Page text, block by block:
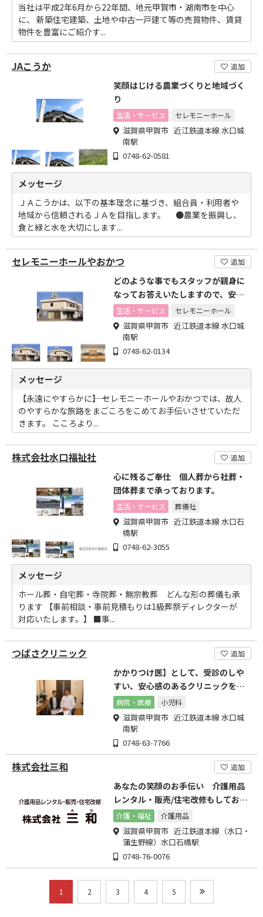
当社は平成2年6月から22年間、地元甲賀市・湖南市を中心
に、 新築住宅建築、土地や中古一戸建て等の売買物件、賃貸
物件を豊富にご紹介す...
JAこうか 追加
笑顔はじける農業づくりと地域づく
り
生活・サービス セレモニーホール
滋賀県甲賀市 近江鉄道本線 水口城
南駅
0748-62-0581
メッセージ
ＪＡこうかは、以下の基本理念に基づき、組合員・利用者や
地域から信頼されるＪＡを目指します。 ●農業を振興し、
食と緑と水を大切にします...
セレモニーホールやおかつ 追加
どのような事でもスタッフが親身に
なってお答えいたしますので、安心
してご相談ください。
生活・サービス セレモニーホール
滋賀県甲賀市 近江鉄道本線 水口城
南駅
0748-62-0134
メッセージ
【永遠にやすらかに――】 セレモニーホールやおかつでは、故人
のやすらかな旅路をまごころをこめてお手伝いさせていただ
きます。 こころより...
株式会社水口福祉社 追加
心に残るご奉仕 個人葬から社葬・
団体葬まで承っております。
生活・サービス 葬儀社
滋賀県甲賀市 近江鉄道本線 水口石
橋駅
0748-62-3055
メッセージ
ホール葬・自宅葬・寺院葬・無宗教葬 どんな形の葬儀も承
ります 【事前相談・事前見積もりは1級葬祭ディレクターが
対応いたします。】 ■事...
つばさクリニック 追加
かかりつけ医】として、受診のしや
すい、安心感のあるクリニックを目
指します。
病院・医療 小児科
滋賀県甲賀市 近江鉄道本線 水口城
南駅
0748-63-7766
株式会社三和 追加
あなたの笑顔のお手伝い 介護用品
レンタル・販売/住宅改修もしており
ます
介護・福祉 介護用品
滋賀県甲賀市 近江鉄道本線（水口・
蒲生野線）水口石橋駅
0748-76-0076
1 2 3 4 5